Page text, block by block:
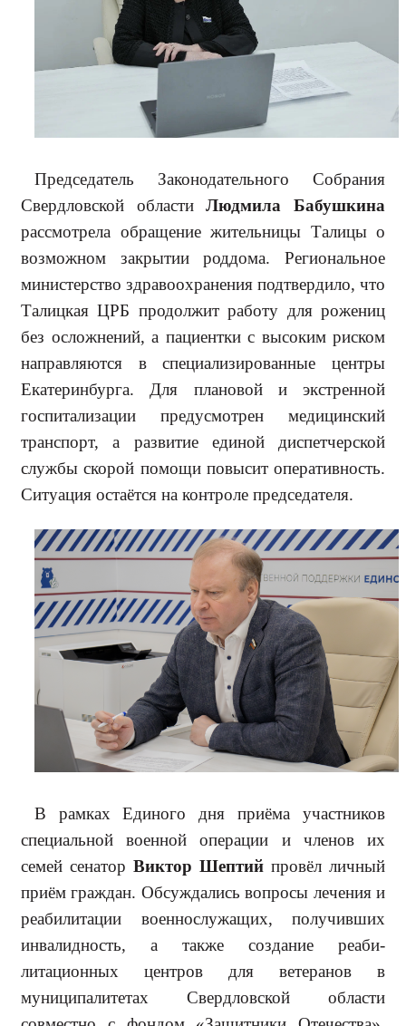
Председатель Законодательно­го Собрания
Свердловской областиЛюдмила Бабушкина
рассмотрела обращение жительницы Талицы о
возможном закрытии роддома. Ре­гиональное
министерство здравоох­ранения подтвердило, что
Талицкая ЦРБ продолжит работу для роже­ниц
без осложнений, а пациентки с высоким риском
направляются в специализированные центры
Екате­ринбурга. Для плановой и экстрен­ной
госпитализации предусмотрен медицинский
транспорт, а разви­тие единой диспетчерской
службы скорой помощи повысит оператив­ность.
Ситуация остаётся на контро­ле председателя.
В рамках Единого дня приёма участников
специальной военной операции и членов их
семей сена­тор Виктор Шептий провёл лич­ный
приём граждан. Обсуждались вопросы лечения и
реабилитации военнослужащих, получивших
инва­лидность, а также создание реаби­
литационных центров для ветеранов в
муниципалитетах Свердловской области